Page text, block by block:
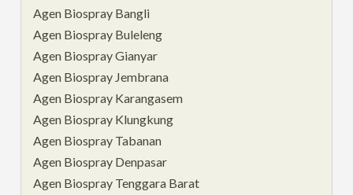
Agen Biospray Bangli
Agen Biospray Buleleng
Agen Biospray Gianyar
Agen Biospray Jembrana
Agen Biospray Karangasem
Agen Biospray Klungkung
Agen Biospray Tabanan
Agen Biospray Denpasar
Agen Biospray Tenggara Barat